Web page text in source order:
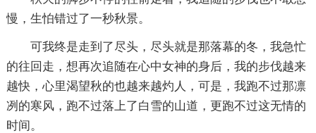
慢，生怕错过了一秒秋景。
可我终是走到了尽头，尽头就是那落幕的冬，我急忙
的往回走，想再次追随在心中女神的身后，我的步伐越来
越快，心里渴望秋的也越来越灼人，可是，我跑不过那凛
冽的寒风，跑不过落上了白雪的山道，更跑不过这无情的
时间。